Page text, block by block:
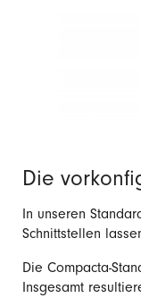
Die
In unseren
Schnittstellen
Die Compacta-
Insgesamt